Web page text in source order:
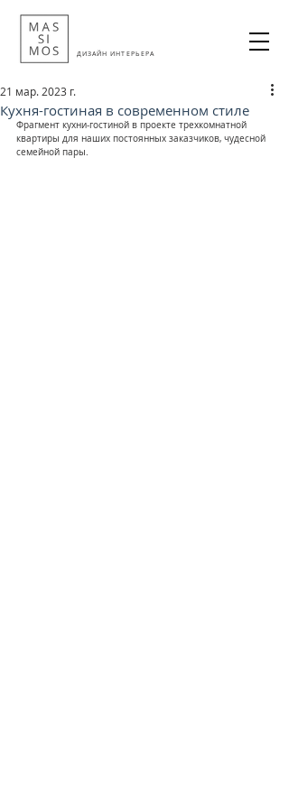
ДИЗАЙН ИНТЕРЬЕРА
Кухня-гостиная в современном стиле
21 мар. 2023 г.
Фрагмент кухни-гостиной в проекте трехкомнатной
квартиры для наших постоянных заказчиков, чудесной
семейной пары.